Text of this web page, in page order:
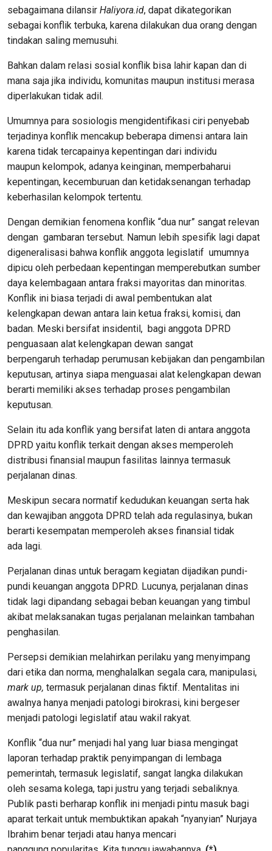
sebagaimana dilansir Haliyora.id, dapat dikategorikan
sebagai konflik terbuka, karena dilakukan dua orang dengan
tindakan saling memusuhi.
Bahkan dalam relasi sosial konflik bisa lahir kapan dan di
mana saja jika individu, komunitas maupun institusi merasa
diperlakukan tidak adil .
Umumnya para sosiologis mengidentifikasi ciri penyebab
terjadinya konflik mencakup beberapa dimensi antara lain
karena tidak tercapainya kepentingan dari individu
maupun kelompok, adanya keinginan, memperbaharui
kepentingan, kecemburuan dan ketidaksenangan terhadap
keberhasilan kelompok tertentu.
Dengan demikian fenomena konflik “dua nur” sangat relevan
dengan gambaran tersebut. Namun lebih spesifik lagi dapat
digeneralisasi bahwa konflik anggota legislatif umumnya
dipicu oleh perbedaan kepentingan memperebutkan sumber
daya kelembagaan antara fraksi mayoritas dan minoritas.
Konflik ini biasa terjadi di awal pembentukan alat
kelengkapan dewan antara lain ketua fraksi, komisi, dan
badan. Meski bersifat insidentil , bagi anggota DPRD
penguasaan alat kelengkapan dewan sangat
berpengaruh terhadap perumusan kebijakan dan pengambilan
keputusan, artinya siapa menguasai alat kelengkapan dewan
berarti memiliki akses terhadap proses pengambilan
keputusan.
Selain itu ada konflik yang bersifat laten di antara anggota
DPRD yaitu konflik terkait dengan akses memperoleh
distribusi finansial maupun fasilitas lainnya termasuk
perjalanan dinas.
Meskipun secara normatif kedudukan keuangan serta hak
dan kewajiban anggota DPRD telah ada regulasinya, bukan
berarti kesempatan memperoleh akses finansial tidak
ada lagi.
Perjalanan dinas untuk beragam kegiatan dijadikan pundi-
pundi keuangan anggota DPRD. Lucunya, perjalanan dinas
tidak lagi dipandang sebagai beban keuangan yang timbul
akibat melaksanakan tugas perjalanan melainkan tambahan
penghasilan.
Persepsi demikian melahirkan perilaku yang menyimpang
dari etika dan norma, menghalalkan segala cara, manipulasi,
mark up, termasuk perjalanan dinas fiktif. Mentalitas ini
awalnya hanya menjadi patologi birokrasi, kini bergeser
menjadi patologi legislatif atau wakil rakyat.
Konflik “dua nur” menjadi hal yang luar biasa mengingat
laporan terhadap praktik penyimpangan di lembaga
pemerintah, termasuk legislatif, sangat langka dilakukan
oleh sesama kolega, tapi justru yang terjadi sebaliknya.
Publik pasti berharap konflik ini menjadi pintu masuk bagi
aparat terkait untuk membuktikan apakah “nyanyian” Nurjaya
Ibrahim benar terjadi atau hanya mencari